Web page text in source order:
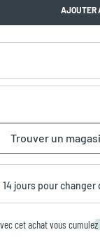
AJOUTER
Trouver un
14 jours pour changer
cet achat vous cumulez